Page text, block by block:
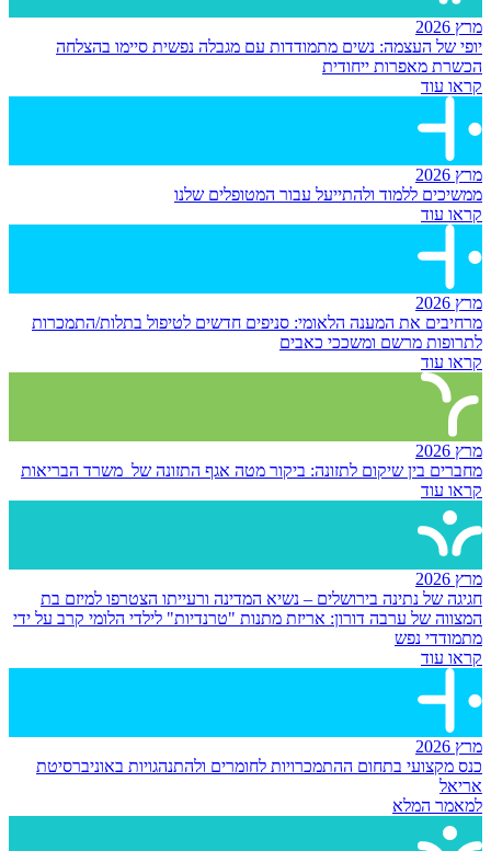
מרץ 2026
יופי של העצמה: נשים מתמודדות עם מגבלה נפשית סיימו בהצלחה
הכשרת מאפרות ייחודית
קראו עוד
מרץ 2026
ממשיכים ללמוד ולהתייעל עבור המטופלים שלנו
קראו עוד
מרץ 2026
מרחיבים את המענה הלאומי: סניפים חדשים לטיפול בתלות/התמכרות
לתרופות מרשם ומשככי כאבים
קראו עוד
מרץ 2026
מחברים בין שיקום לתזונה: ביקור מטה אגף התזונה של משרד הבריאות
קראו עוד
מרץ 2026
חגיגה של נתינה בירושלים – נשיא המדינה ורעייתו הצטרפו למיזם בת
המצווה של ערבה דורון: אריזת מתנות "טרנדיות" לילדי הלומי קרב על ידי
מתמודדי נפש
קראו עוד
מרץ 2026
כנס מקצועי בתחום ההתמכרויות לחומרים ולהתנהגויות באוניברסיטת
אריאל
למאמר המלא